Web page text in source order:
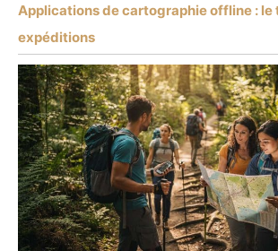
Applications de cartographie offline : le
expéditions